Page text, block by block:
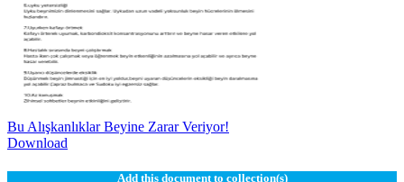
Bu Alışkanlıklar Beyine Zarar Veriyor!
Download
Add this document to collection(s)